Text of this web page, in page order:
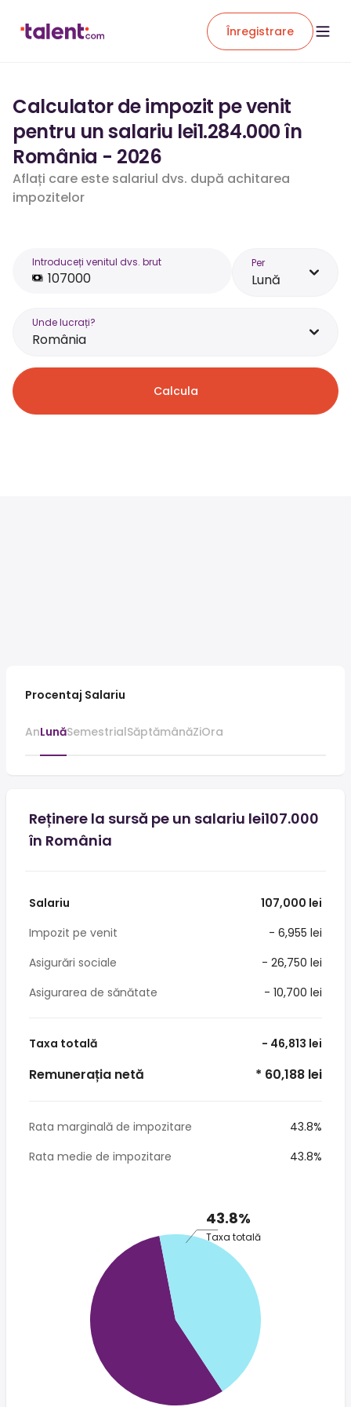
Înregistrare
Calculator de impozit pe venit
pentru un salariu lei1.284.000 în
România - 2026
Aflați care este salariul dvs. după achitarea
impozitelor
Introduceți venitul dvs. brut Per
Lună
Unde lucrați?
România
Calcula
Procentaj Salariu
AnLunăSemestrialSăptămânăZiOra
Reținere la sursă pe un salariu lei107.000
în România
Salariu
107,000 lei
Impozit pe venit
- 6,955 lei
Asigurări sociale
- 26,750 lei
Asigurarea de sănătate
- 10,700 lei
Taxa totală - 46,813 lei
Remunerația netă * 60,188 lei
Rata marginală de impozitare
43.8%
Rata medie de impozitare
43.8%
43.8%
Taxa totală